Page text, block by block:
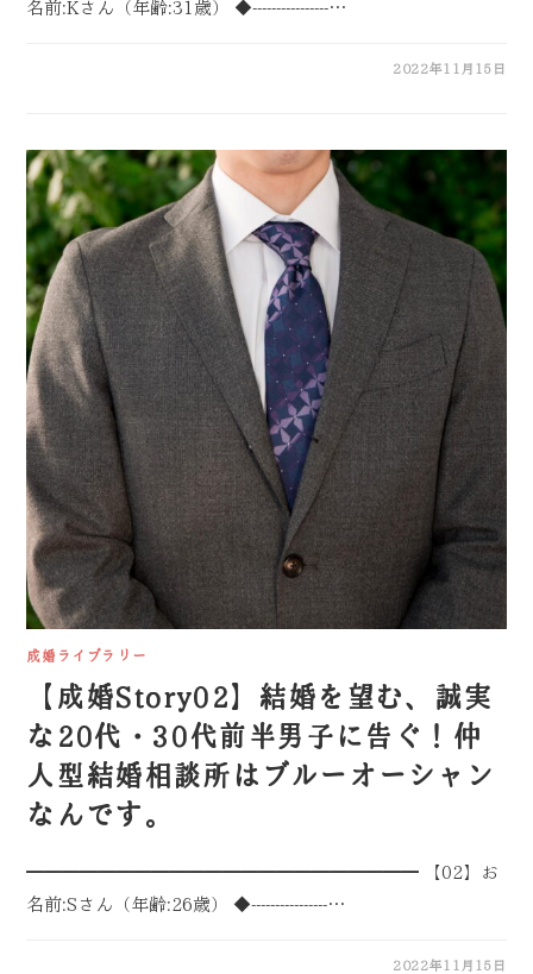
名前:Kさん（年齢:31歳） ◆----------------…
2022年11月15日
成婚ライブラリー
【成婚Story02】結婚を望む、誠実
な20代・30代前半男子に告ぐ！仲
人型結婚相談所はブルーオーシャン
なんです。
━━━━━━━━━━━━━━━━━━━━━━ 【02】お
名前:Sさん（年齢:26歳） ◆----------------…
2022年11月15日